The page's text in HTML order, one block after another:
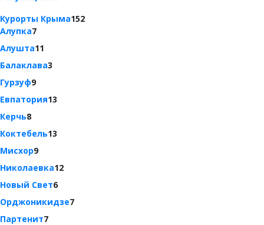
Курорты Крыма152
Алупка7
Алушта11
Балаклава3
Гурзуф9
Евпатория13
Керчь8
Коктебель13
Мисхор9
Николаевка12
Новый Свет6
Орджоникидзе7
Партенит7